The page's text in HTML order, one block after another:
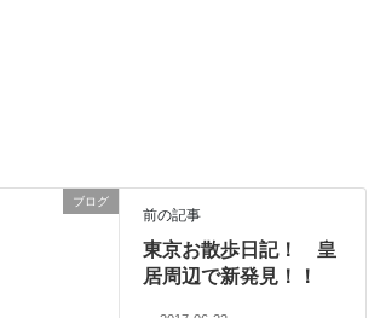
ブログ
前の記事
東京お散歩日記！ 皇
居周辺で新発見！！